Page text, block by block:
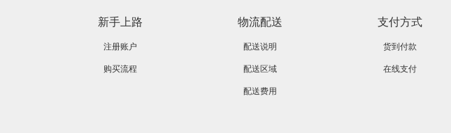
新手上路
注册账户
购买流程
物流配送
配送说明
配送区域
配送费用
支付方式
货到付款
在线支付